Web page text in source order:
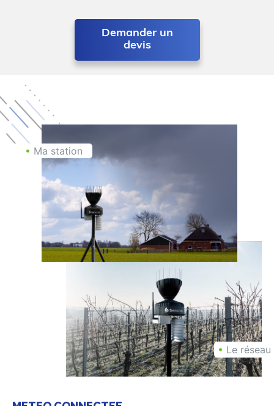
Demander un
devis
• Le réseau
• Ma station